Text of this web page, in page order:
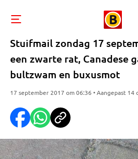
Stuifmail zondag 17
een zwarte rat, Canadese
bultzwam en buxusmot
17 september 2017 om 06:36 • Aangepast